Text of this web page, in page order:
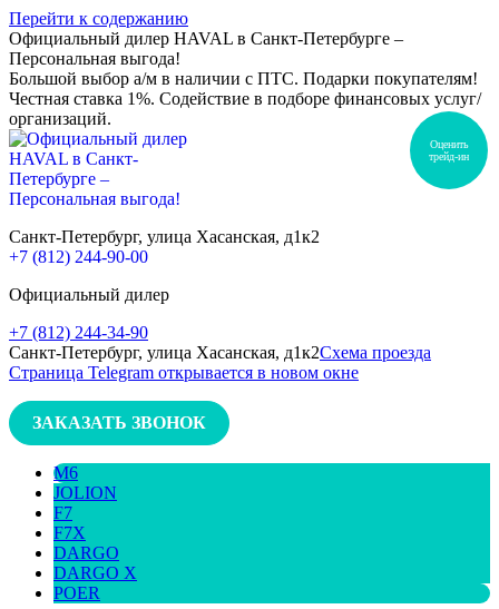
Перейти к содержанию
Официальный дилер HAVAL в Санкт-Петербурге –
Персональная выгода!
Большой выбор а/м в наличии с ПТС. Подарки покупателям!
Честная ставка 1%. Содействие в подборе финансовых услуг/
организаций.
Санкт-Петербург, улица Хасанская, д1к2
+7 (812) 244-90-00
Официальный дилер
+7 (812) 244-34-90
Санкт-Петербург, улица Хасанская, д1к2Схема проезда
Страница Telegram открывается в новом окне
ЗАКАЗАТЬ ЗВОНОК
M6
JOLION
F7
F7X
DARGO
DARGO X
POER
Оценить
трейд-ин